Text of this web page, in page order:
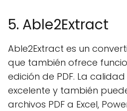
5. Able2Extract
Able2Extract es un
que también ofrece
edición de PDF. La
excelente y también
archivos PDF a Excel,